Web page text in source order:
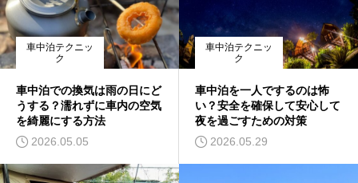
車中泊テクニッ
ク
車中泊での換気は雨の日にど
うする？濡れずに車内の空気
を綺麗にする方法
2026.05.05
車中泊テクニッ
ク
車中泊を一人でするのは怖
い？安全を確保して安心して
夜を過ごすための対策
2026.05.29